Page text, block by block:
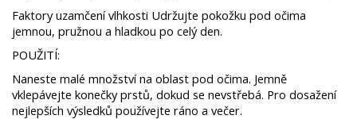
Faktory uzamčení vlhkosti Udržujte pokožku pod očima
jemnou, pružnou a hladkou po celý den.
POUŽITÍ:
Naneste malé množství na oblast pod očima. Jemně
vklepávejte konečky prstů, dokud se nevstřebá. Pro dosažení
nejlepších výsledků používejte ráno a večer.